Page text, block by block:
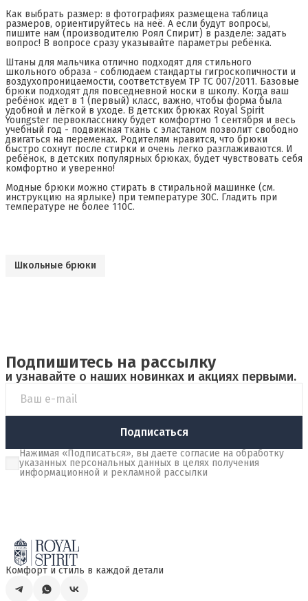
Как выбрать размер: в фотографиях размещена таблица
размеров, ориентируйтесь на неё. А если будут вопросы,
пишите нам (производителю Роял Спирит) в разделе: задать
вопрос! В вопросе сразу указывайте параметры ребёнка.
Штаны для мальчика отлично подходят для стильного
школьного образа - соблюдаем стандарты гигроскопичности и
воздухопроницаемости, соответствуем ТР ТС 007/2011. Базовые
брюки подходят для повседневной носки в школу. Когда ваш
ребёнок идет в 1 (первый) класс, важно, чтобы форма была
удобной и лёгкой в уходе. В детских брюках Royal Spirit
Youngster первокласснику будет комфортно 1 сентября и весь
учебный год - подвижная ткань с эластаном позволит свободно
двигаться на переменах. Родителям нравится, что брюки
быстро сохнут после стирки и очень легко разглаживаются. И
ребёнок, в детских популярных брюках, будет чувствовать себя
комфортно и уверенно!
Модные брюки можно стирать в стиральной машинке (см.
инструкцию на ярлыке) при температуре 30С. Гладить при
температуре не более 110С.
Школьные брюки
Подпишитесь на рассылку
и узнавайте о наших новинках и акциях первыми.
Подписаться
Нажимая «Подписаться», вы даете согласие на обработку
указанных персональных данных в целях получения
информационной и рекламной рассылки
Комфорт и стиль в каждой детали